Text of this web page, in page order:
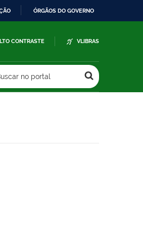
ÓRGÃOS DO GOVERNO
CONTRASTE VLIBRAS
no portal